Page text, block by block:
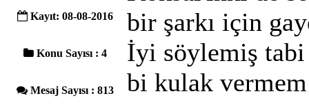
Kayıt: 08-08-2016
Konu Sayısı : 4
Mesaj Sayısı : 813
bir şarkı için
İyi söylemiş tabi
bi kulak